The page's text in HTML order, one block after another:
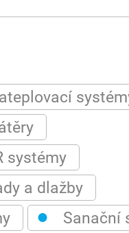
systémy
a dlažby
● Sanační